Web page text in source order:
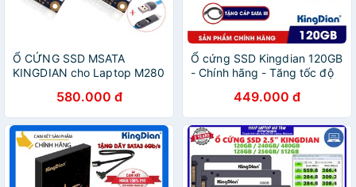
Ổ CỨNG SSD MSATA
KINGDIAN cho Laptop M280
580.000 đ
Ổ cứng SSD Kingdian 120GB
- Chính hãng - Tăng tốc độ
449.000 đ